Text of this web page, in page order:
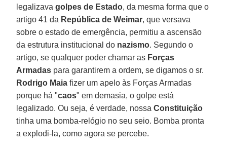
legalizavagolpes de Estado, da mesma forma que o
artigo 41 da República de Weimar, que versava
sobre o estado de emergência, permitiu a ascensão
da estrutura institucional do nazismo. Segundo o
artigo, se qualquer poder chamar as Forças
Armadas para garantirem a ordem, se digamos o sr.
Rodrigo Maia fizer um apelo às Forças Armadas
porque há "caos" em demasia, o golpe está
legalizado. Ou seja, é verdade, nossaConstituição
tinha uma bomba-relógio no seu seio. Bomba pronta
a explodi-la, como agora se percebe.